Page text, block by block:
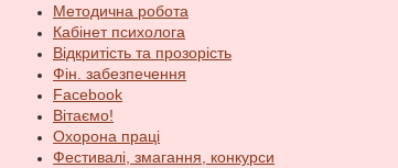
Методична робота
Кабінет психолога
Відкритість та прозорість
Фін. забезпечення
Facebook
Вітаємо!
Охорона праці
Фестивалі, змагання, конкурси